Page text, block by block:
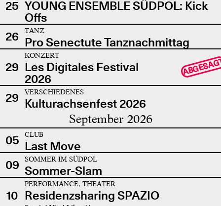
25 YOUNG ENSEMBLE SÜDPOL: Kick
Offs
26
TANZ
Pro Senectute Tanznachmittag
29
KONZERT
Les Digitales Festival
2026
29 VERSCHIEDENES
Kulturachsenfest 2026
September 2026
05 CLUB
Last Move
09
SOMMER IM SÜDPOL
Sommer-Slam
10
PERFORMANCE, THEATER
Residenzsharing SPAZIO